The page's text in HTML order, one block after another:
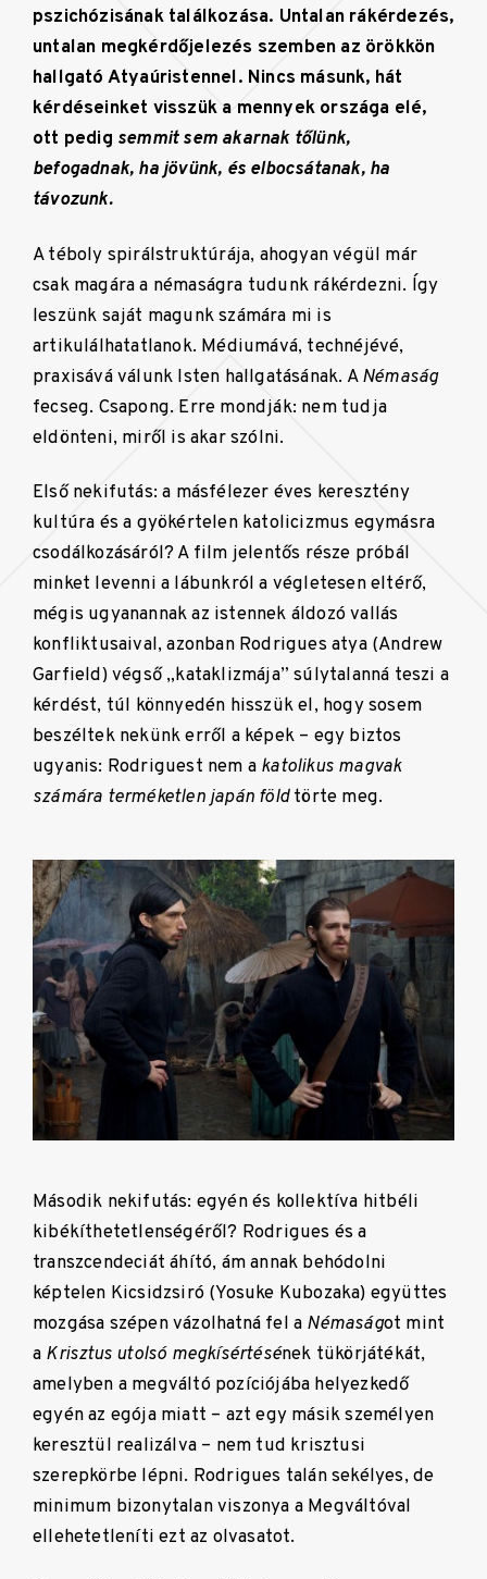
pszichózisának találkozása. Untalan rákérdezés,
untalan megkérdőjelezés szemben az örökkön
hallgató Atyaúristennel. Nincs másunk, hát
kérdéseinket visszük a mennyek országa elé,
ott pedig semmit sem akarnak tőlünk,
befogadnak, ha jövünk, és elbocsátanak, ha
távozunk.
A téboly spirálstruktúrája, ahogyan végül már
csak magára a némaságra tudunk rákérdezni. Így
leszünk saját magunk számára mi is
artikulálhatatlanok. Médiumává, technéjévé,
praxisává válunk Isten hallgatásának. ANémaság
fecseg. Csapong. Erre mondják: nem tudja
eldönteni, miről is akar szólni.
Első nekifutás: a másfélezer éves keresztény
kultúra és a gyökértelen katolicizmus egymásra
csodálkozásáról? A film jelentős része próbál
minket levenni a lábunkról a végletesen eltérő,
mégis ugyanannak az istennek áldozó vallás
konfliktusaival, azonban Rodrigues atya (Andrew
Garfield) végső „kataklizmája” súlytalanná teszi a
kérdést, túl könnyedén hisszük el, hogy sosem
beszéltek nekünk erről a képek – egy biztos
ugyanis: Rodriguest nem a katolikus magvak
számára terméketlen japán földtörte meg.
Második nekifutás: egyén és kollektíva hitbéli
kibékíthetetlenségéről? Rodrigues és a
transzcendeciát áhító, ám annak behódolni
képtelen Kicsidzsiró (Yosuke Kubozaka) együttes
mozgása szépen vázolhatná fel a Némaságot mint
a Krisztus utolsó megkísértésének tükörjátékát,
amelyben a megváltó pozíciójába helyezkedő
egyén az egója miatt – azt egy másik személyen
keresztül realizálva – nem tud krisztusi
szerepkörbe lépni. Rodrigues talán sekélyes, de
minimum bizonytalan viszonya a Megváltóval
ellehetetleníti ezt az olvasatot.